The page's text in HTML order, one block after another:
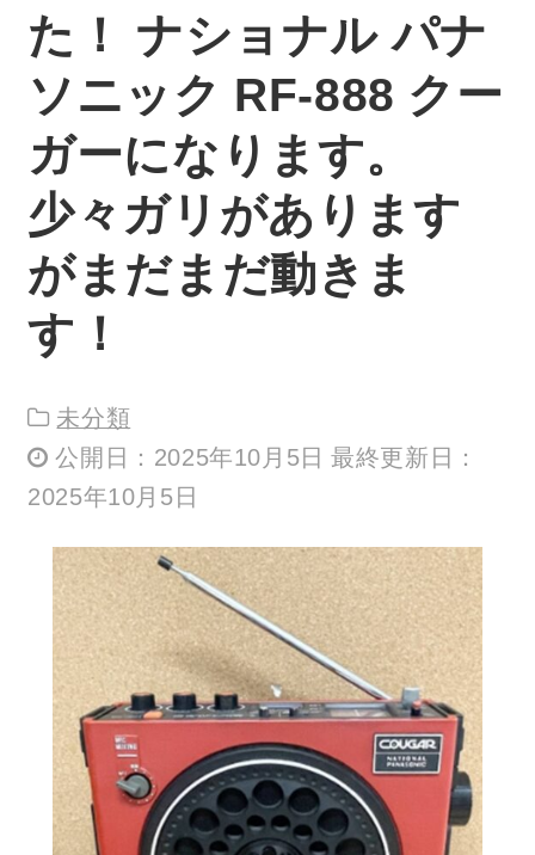
た！ ナショナル パナ
ソニック RF-888 クー
ガーになります。
少々ガリがあります
がまだまだ動きま
す！
未分類
公開日：2025年10月5日 最終更新日：
2025年10月5日